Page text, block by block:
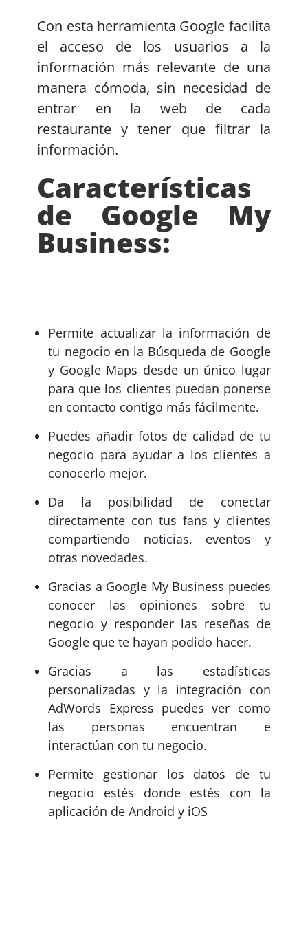
Con esta herramienta Google facilita
el acceso de los usuarios a la
información más relevante de una
manera cómoda, sin necesidad de
entrar en la web de cada
restaurante y tener que filtrar la
información.
Características
de Google My
Business:
Permite actualizar la información de
tu negocio en la Búsqueda de Google
y Google Maps desde un único lugar
para que los clientes puedan ponerse
en contacto contigo más fácilmente.
Puedes añadir fotos de calidad de tu
negocio para ayudar a los clientes a
conocerlo mejor.
Da la posibilidad de conectar
directamente con tus fans y clientes
compartiendo noticias, eventos y
otras novedades.
Gracias a Google My Business puedes
conocer las opiniones sobre tu
negocio y responder las reseñas de
Google que te hayan podido hacer.
Gracias a las estadísticas
personalizadas y la integración con
AdWords Express puedes ver como
las personas encuentran e
interactúan con tu negocio.
Permite gestionar los datos de tu
negocio estés donde estés con la
aplicación de Android y iOS